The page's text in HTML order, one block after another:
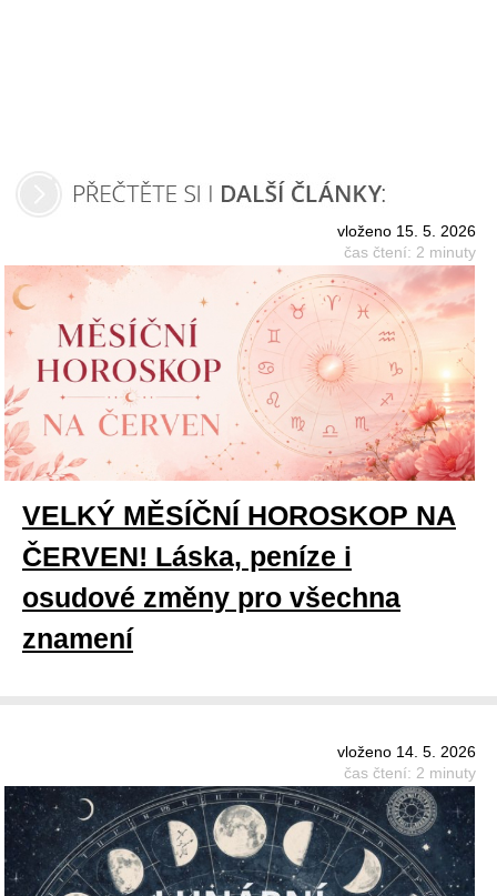
vloženo 15. 5. 2026
čas čtení: 2 minuty
VELKÝ MĚSÍČNÍ HOROSKOP NA
ČERVEN! Láska, peníze i
osudové změny pro všechna
znamení
vloženo 14. 5. 2026
čas čtení: 2 minuty